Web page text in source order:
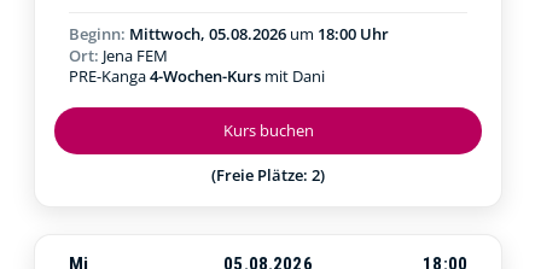
Kurs buchen
(Freie Plätze: 2)
Beginn: Mittwoch, 05.08.2026 um 18:00 Uhr
Ort: Jena FEM
PRE-Kanga4-Wochen-Kurs mit Dani
Mi 05.08.2026 18:00